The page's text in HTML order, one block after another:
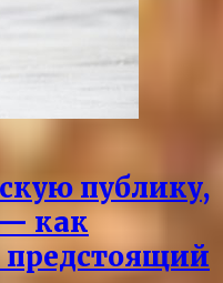
публику,
как
предстоящий